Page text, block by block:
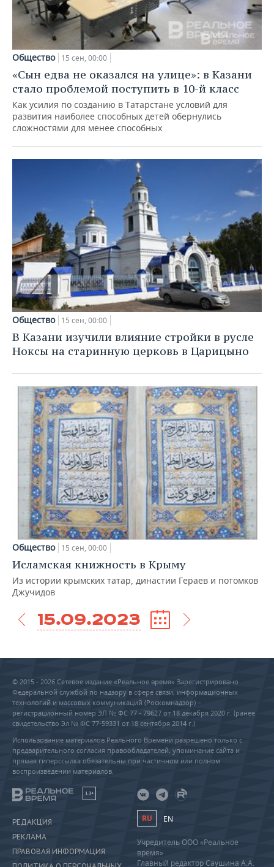
Общество 15 сен, 00:00
«Сын едва не оказался на улице»: в Казани
стало проблемой поступить в 10-й класс
Как усилия по созданию в Татарстане условий для
развития наиболее способных детей обернулись
сложностями для менее способных
Общество 15 сен, 00:00
В Казани изучили влияние стройки в русле
Ноксы на старинную церковь в Царицыно
Общество 15 сен, 00:00
Исламская книжность в Крыму
Из истории крымских татар, династии Гераев и потомков
Джучидов
15.09.2023
© 2015 - 2026 Сетевое издание «Реальное время» Зарегистрировано
Федеральной службой по надзору в сфере связи, информационных
технологий и массовых коммуникаций (Роскомнадзор) –
регистрационный номер ЭЛ № ФС 77 - 79627 от 18 декабря 2020 г. (ранее
свидетельство Эл № ФС 77-59331 от 18 сентября 2014 г.)
Использование материалов Реального Времени разрешено только с
предварительного согласия правообладателей, упоминание сайта и
прямая гиперссылка обязательны при частичном или полном
воспроизведении материалов.
18+
РЕДАКЦИЯ
РЕКЛАМА
ПРАВОВАЯ ИНФОРМАЦИЯ
RU EN
Учредитель ООО «Реальное
время»
Главный редактор Саушина А.А.